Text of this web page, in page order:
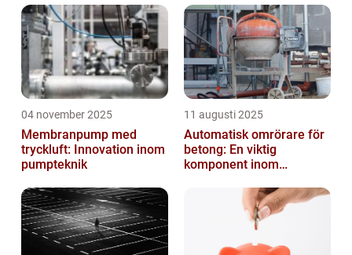
04 november 2025
Membranpump med
tryckluft: Innovation inom
pumpteknik
11 augusti 2025
Automatisk omrörare för
betong: En viktig
komponent inom